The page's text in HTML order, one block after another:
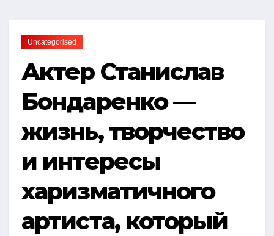
Uncategorised
Актер Станислав
Бондаренко —
жизнь, творчество
и интересы
харизматичного
артиста, который